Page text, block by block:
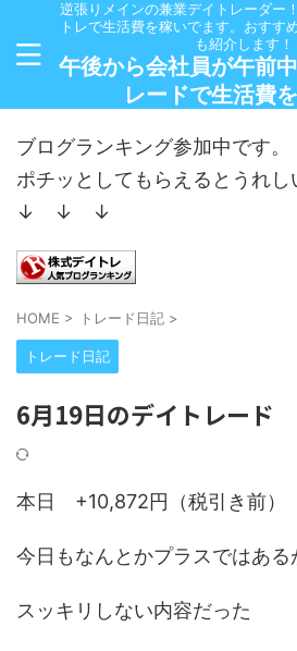
逆張りメインの兼業デイトレーダー
トレで生活費を稼いでます。おすす
も紹介します！
午後から会社員が午前
レードで生活費
ブログランキング参加中です。
ポチッとしてもらえるとうれし
↓ ↓ ↓
HOME > トレード日記 >
トレード日記
6月19日のデイトレード
本日 +10,872円（税引き前）
今日もなんとかプラスではある
スッキリしない内容だった